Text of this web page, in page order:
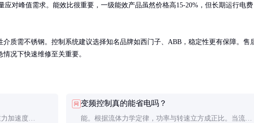
应对峰值需求。能效比很重要，一级能效产品虽然价格高15-20%，但长期运行电费
质需不锈钢。控制系统建议选择知名品牌如西门子、ABB，稳定性更有保障。售
况下快速维修至关重要。
加速度
问 变频控制真的能省电吗？
能。根据流体力学定律，功率与转速立方成正比。当流量